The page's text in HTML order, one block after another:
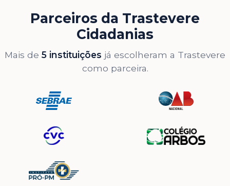
Parceiros da Trastevere
Cidadanias
Mais de 5 instituições já escolheram a Trastevere
como parceira.